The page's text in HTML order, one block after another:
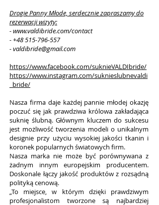
Drogie Panny Młode, serdecznie zapraszamy do
rezerwacji wizyty:
- www.valdibride.com/contact
- +48 515-796-557
- valdibride@gmail.com
https://www.facebook.com/suknieVALDIbride/
https://www.instagram.com/suknieslubnevaldi
_bride/
Nasza firma daje każdej pannie młodej okazję
poczuć się jak prawdziwa królowa zakładająca
suknię ślubną. Głównym kluczem do sukcesu
jest możliwość tworzenia modeli o unikalnym
designie przy użyciu wysokiej jakości tkanin i
koronek popularnych światowych firm.
Nasza marka nie może być porównywana z
żadnym innym europejskim producentem.
Doskonale łączy jakość produktów z rozsądną
polityką cenową.
„To miejsce, w którym dzięki prawdziwym
profesjonalistom tworzone są najbardziej